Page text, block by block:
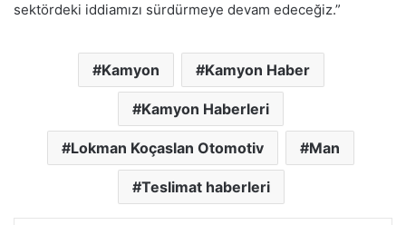
sektördeki iddiamızı sürdürmeye devam edeceğiz.”
Kamyon Kamyon Haber
Kamyon Haberleri
Lokman Koçaslan Otomotiv Man
Teslimat haberleri